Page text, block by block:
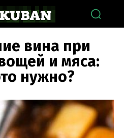
вина при
и мяса:
нужно?